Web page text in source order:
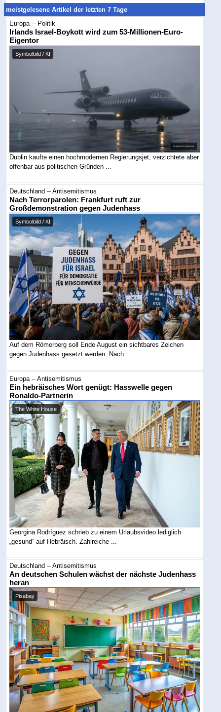
meistgelesene Artikel der letzten 7 Tage
Europa -- Politik
Irlands Israel-Boykott wird zum 53-Millionen-Euro-
Eigentor
Symbolbild / KI
Dublin kaufte einen hochmodernen Regierungsjet, verzichtete aber
offenbar aus politischen Gründen ...
Deutschland -- Antisemitismus
Nach Terrorparolen: Frankfurt ruft zur
Großdemonstration gegen Judenhass
Symbolbild / KI
Auf dem Römerberg soll Ende August ein sichtbares Zeichen
gegen Judenhass gesetzt werden. Nach ...
Europa -- Antisemitismus
Ein hebräisches Wort genügt: Hasswelle gegen
Ronaldo-Partnerin
The White House
Georgina Rodríguez schrieb zu einem Urlaubsvideo lediglich
„gesund“ auf Hebräisch. Zahlreiche ...
Deutschland -- Antisemitismus
An deutschen Schulen wächst der nächste Judenhass
heran
Pixabay